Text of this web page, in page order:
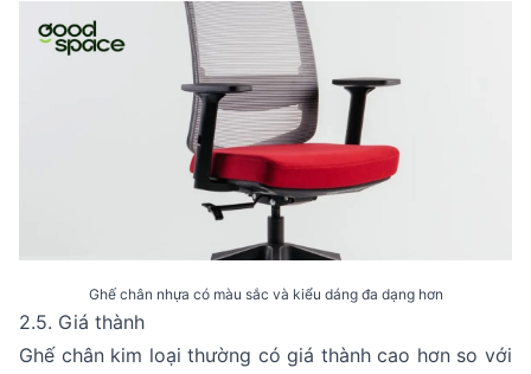
Ghế chân nhựa có màu sắc và kiểu dáng đa dạng hơn
2.5. Giá thành
Ghế chân kim loại thường có giá thành cao hơn so với